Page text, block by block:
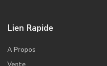
Lien Rapide
A Propos